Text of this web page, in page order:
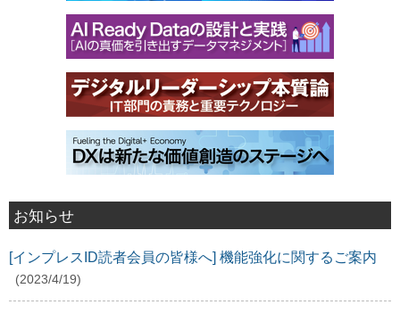
お知らせ
[インプレスID読者会員の皆様へ] 機能強化に関するご案内
(2023/4/19)